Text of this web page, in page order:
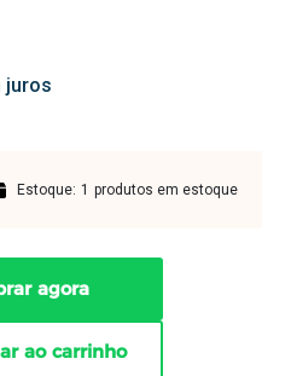
juros
Estoque: 1 produtos em estoque
agora
ao carrinho